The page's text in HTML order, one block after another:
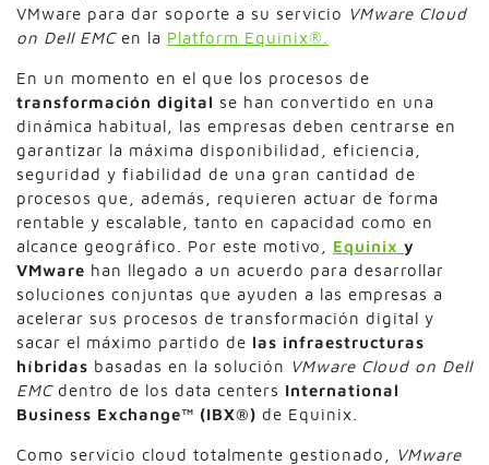
VMware para dar soporte a su servicio VMware Cloud
on Dell EMC en la Platform Equinix®.
En un momento en el que los procesos de
transformación digital se han convertido en una
dinámica habitual, las empresas deben centrarse en
garantizar la máxima disponibilidad, eficiencia,
seguridad y fiabilidad de una gran cantidad de
procesos que, además, requieren actuar de forma
rentable y escalable, tanto en capacidad como en
alcance geográfico. Por este motivo, Equinix y
VMware han llegado a un acuerdo para desarrollar
soluciones conjuntas que ayuden a las empresas a
acelerar sus procesos de transformación digital y
sacar el máximo partido de las infraestructuras
híbridas basadas en la solución VMware Cloud on Dell
EMC dentro de los data centers International
Business Exchange™ (IBX®) de Equinix.
Como servicio cloud totalmente gestionado,
VMware